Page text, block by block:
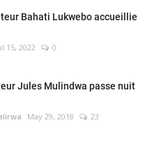
Bahati Lukwebo accueillie
15, 2022 0
Jules Mulindwa passe nuit
May 29, 2018 23